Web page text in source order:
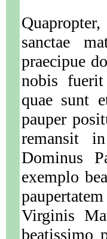
sanctae
praecipue
nobis fuerit
quae sunt
pauper
remansit
Dominus
exemplo
Virginis
beatissimo